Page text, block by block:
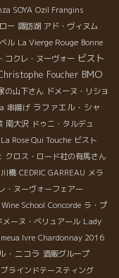
SOYA Ozil Frangins
ー 諏訪湖 アド・ヴィヌム
ル La Vierge Rouge Bonne
コクレ・ヌーヴォー ビスト
Foucher BMO
の山下さん ドメーヌ・リショ
串揚げ ラファエル・シャ
南大沢 ドゥニ・タルデュ
La Rose Qui Touche ビスト
クロス・ロード社の有馬さん
橋 CEDRIC GARREAU メラ
・ヌーヴォーフェアー
Wine School Concorde ラ・プ
メーヌ・ベリュアール Lady
Ivre Chardonnay 2016
・ニコラ 酒販グループ
ブラインドテースティング